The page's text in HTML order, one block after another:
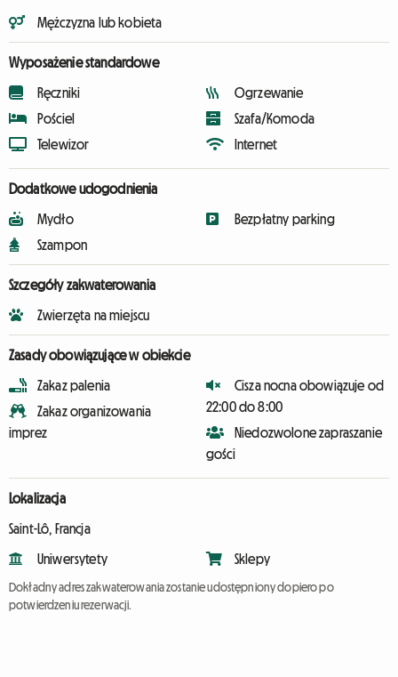
Mężczyzna lub kobieta
Wyposażenie standardowe
Ręczniki
Pościel
Telewizor
Ogrzewanie
Szafa/Komoda
Internet
Dodatkowe udogodnienia
Mydło
Szampon
Bezpłatny parking
Szczegóły zakwaterowania
Zwierzęta na miejscu
Zasady obowiązujące w obiekcie
Zakaz palenia
Zakaz organizowania
imprez
Cisza nocna obowiązuje od
22:00 do 8:00
Niedozwolone zapraszanie
gości
Lokalizacja
Saint-Lô, Francja
Uniwersytety Sklepy
Dokładny adres zakwaterowania zostanie udostępniony dopiero po
potwierdzeniu rezerwacji.